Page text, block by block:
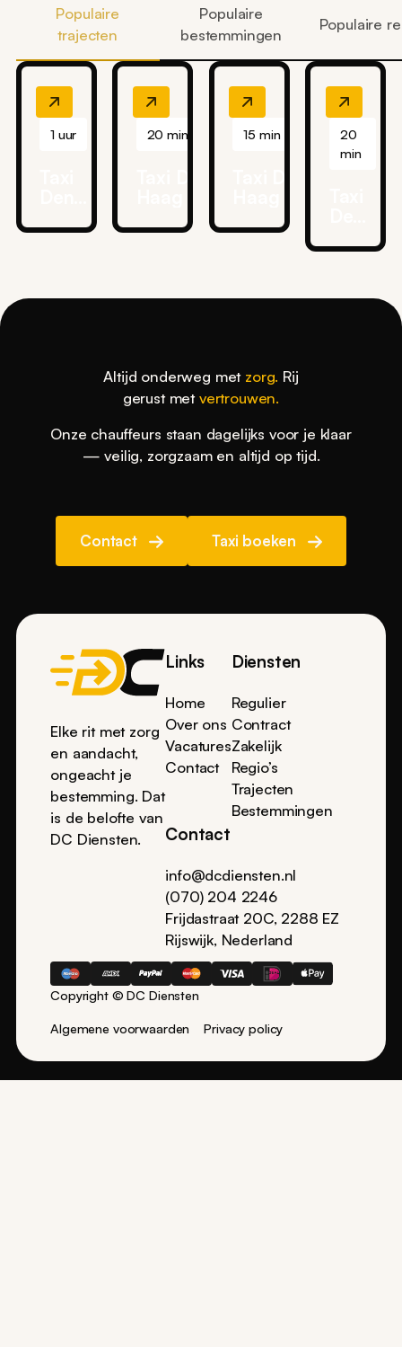
Populaire
trajecten
Populaire
bestemmingen
Populaire
1 uur
→
20 min
Reinier de
Graaf
Delft
15 min
Bronovo
Ziekenhuis
20
min
→
Altijd onderweg met zorg. Rij
gerust metvertrouwen.
Onze chauffeurs staan dagelijks voor je klaar
— veilig, zorgzaam en altijd op tijd.
Contact Taxi boeken
Footer
Elke rit met zorg
en aandacht,
ongeacht je
bestemming. Dat
is de belofte van
DC Diensten.
Links
Home
Over ons
Vacatures
Contact
Diensten
Regulier
Contract
Zakelijk
Regio’s
Trajecten
Bestemmingen
Contact
info@dcdiensten.nl
(070) 204 2246
Frijdastraat 20C, 2288 EZ
Rijswijk, Nederland
Copyright © DC Diensten
Algemene voorwaarden Privacy policy